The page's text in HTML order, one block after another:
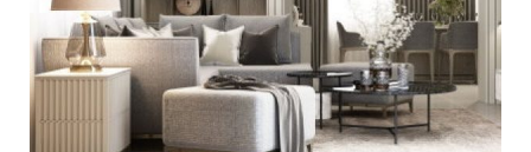
קיימים סוגים רבים של מזנונים בשלל גדלים ובשלל
עיצובים. המטרה של